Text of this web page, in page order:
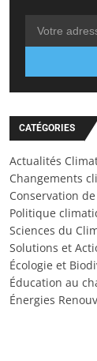
CATÉGORIES
Actualités
Changements
Conservation
Politique
Sciences du
Solutions et
Écologie et
Éducation au
Énergies